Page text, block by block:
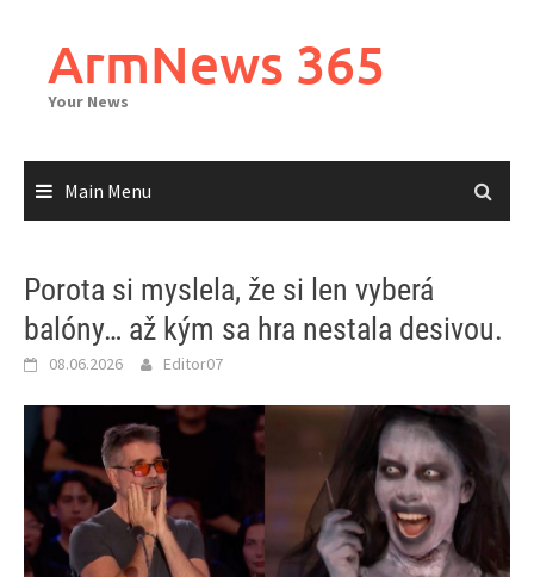
contentArmNews 365
Your News
Main Menu
Porota si myslela, že si len vyberá
balóny… až kým sa hra nestala desivou.
08.06.2026 Editor07